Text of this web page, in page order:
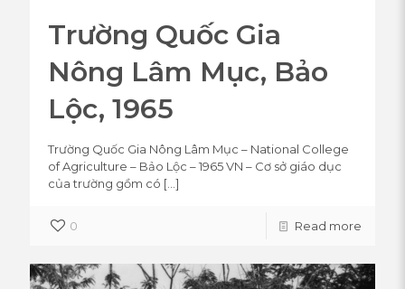
Trường Quốc Gia
Nông Lâm Mục, Bảo
Lộc, 1965
Trường Quốc Gia Nông Lâm Mục – National College
of Agriculture – Bảo Lộc – 1965 VN – Cơ sở giáo dục
của trường gồm có […]
0 Read more